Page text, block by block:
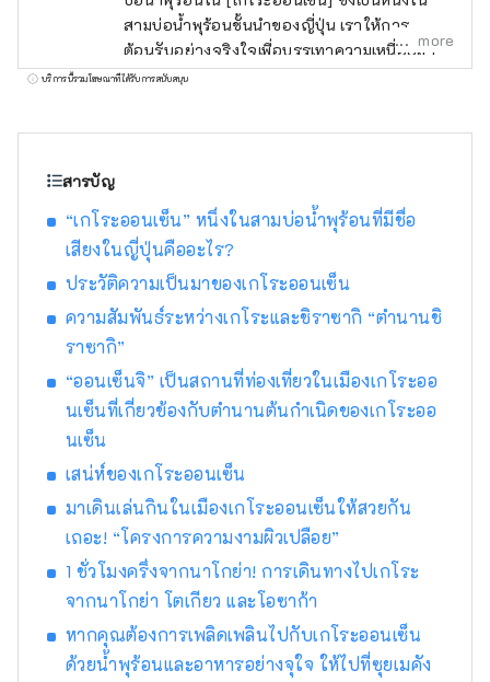
สามบ่อน้ำพุร้อนชั้นนำของญี่ปุ่น เราให้การ
ต้อนรับอย่างจริงใจเพื่อบรรเทาความเหนื่อยล้า
ในแต่ละวันของคุณ คุณสามารถเพลิดเพลินกับเก
เมืองน้ำพุร้อนเกโระและภูเขาฮิดะ ห้องอาบน้ำ
ขนาดใหญ่พร้อมซาวน่าที่มีกลิ่นของไซเปรส และ
อ่างอาบน้ำกลางแจ้งพร้อมอ่างอาบน้ำในร่ม
ราวกับว่าคุณกำลังเที่ยวชมน้ำพุร้อน ในฐานะ
พิพิธภัณฑ์ที่ให้ความสำคัญกับวัฒนธรรมญี่ปุ่น เรา
จึงมีสวนญี่ปุ่น เวทีละครโนแท้ ๆ ห้องน้ำชา และ
นอกจากนี้เรายังมีสระว่ายน้ำ ห้องออกกำลังกาย
ร้านเสริมสวย และบาร์ สำหรับอาหารค่ำ คุณ
คุณสามารถเพลิดเพลินกับ "เนื้อฮิดะ" พิเศษของฮิ
ดะได้อีกด้วย นอกจากการเข้าพักในห้องพัก
สไตล์ญี่ปุ่นที่คุณสามารถสัมผัสได้ถึงประเพณีของ
ญี่ปุ่นแล้ว เรายังมีห้องพักพร้อมเตียงอีกด้วย แขก
ที่มาจากประเทศอื่น ๆ ก็รู้สึกปลอดภัยและผ่อน
คลายเช่นกัน โปรดใช้เวลาอันเปี่ยมสุขด้วยการ
ต้อนรับอย่างจริงใจของโรงแรมขนาดเล็กแบบ
ญี่ปุ่นที่มีมายาวนาน [ซุยเมอิคัง]
more
บริการนี้รวมโฆษณาที่ได้รับการสนับสนุน
สารบัญ
“เกโระออนเซ็น” หนึ่งในสามบ่อน้ำพุร้อนที่มีชื่อ
เสียงในญี่ปุ่นคืออะไร?
ประวัติความเป็นมาของเกโระออนเซ็น
ความสัมพันธ์ระหว่างเกโระและชิราซากิ “ตำนานชิ
ราซากิ”
“ออนเซ็นจิ” เป็นสถานที่ท่องเที่ยวในเมืองเกโระออ
นเซ็นที่เกี่ยวข้องกับตำนานต้นกำเนิดของเกโระออ
นเซ็น
เสน่ห์ของเกโระออนเซ็น
มาเดินเล่นกินในเมืองเกโระออนเซ็นให้สวยกัน
เถอะ! “โครงการความงามผิวเปลือย”
1 ชั่วโมงครึ่งจากนาโกย่า! การเดินทางไปเกโระ
จากนาโกย่า โตเกียว และโอซาก้า
หากคุณต้องการเพลิดเพลินไปกับเกโระออนเซ็น
ด้วยน้ำพุร้อนและอาหารอย่างจุใจ ให้ไปที่ซุยเมคัง